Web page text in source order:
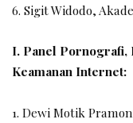
6. Sigit Widodo,
I. Panel Pornografi,
Keamanan Internet:
1. Dewi Motik